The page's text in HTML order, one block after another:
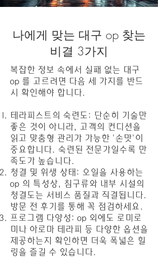
나에게 맞는 대구 op 찾는
비결 3가지
복잡한 정보 속에서 실패 없는 대구
op 를 고르려면 다음 세 가지를 반드
시 확인해야 합니다.
테라피스트의 숙련도: 단순히 기술만
좋은 것이 아니라, 고객의 컨디션을
읽고 맞춤형 관리가 가능한 '손맛'이
중요합니다. 숙련된 전문가일수록 만
족도가 높습니다.
청결 및 위생 상태: 오일을 사용하는
op 의 특성상, 침구류와 내부 시설의
청결도는 서비스 품질과 직결됩니다.
방문 전 후기를 통해 꼭 점검하세요.
프로그램 다양성: op 외에도 로미로
미나 아로마 테라피 등 다양한 옵션을
제공하는지 확인하면 더욱 폭넓은 힐
링을 즐길 수 있습니다.